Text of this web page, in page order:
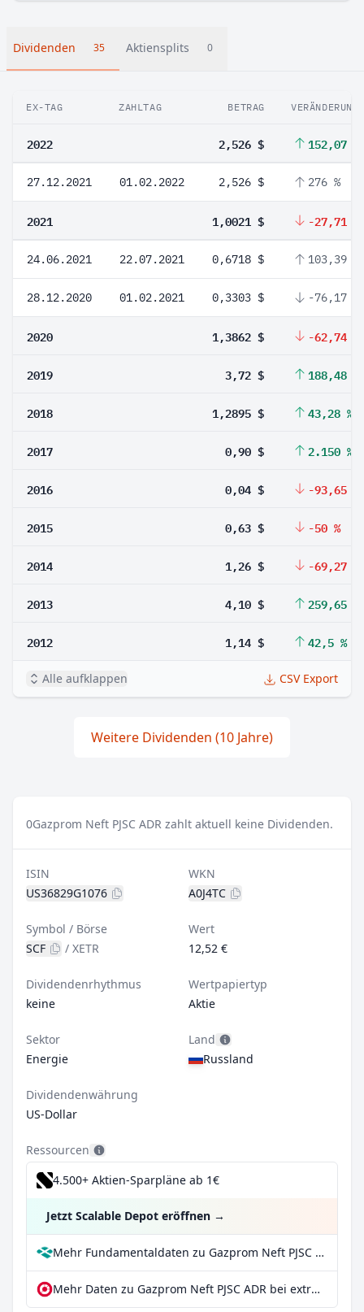
Dividenden 35 Aktiensplits 0
EX-TAG ZAHLTAG BETRAG VERÄNDERUNG
2022 2,526 $ 152,07 %
27.12.2021 01.02.2022 2,526 $ 276 %
2021 1,0021 $ -27,71 %
24.06.2021 22.07.2021 0,6718 $ 103,39 %
28.12.2020 01.02.2021 0,3303 $ -76,17 %
2020 1,3862 $ -62,74 %
2019 3,72 $ 188,48 %
2018 1,2895 $ 43,28 %
2017 0,90 $ 2.150 %
2016 0,04 $ -93,65 %
2015 0,63 $ -50 %
2014 1,26 $ -69,27 %
2013 4,10 $ 259,65 %
2012 1,14 $ 42,5 %
Alle aufklappen CSV Export
Weitere Dividenden (10 Jahre)
0Gazprom Neft PJSC ADR zahlt aktuell keine Dividenden.
ISIN
US36829G1076
WKN
A0J4TC
Symbol / Börse
SCF
/ XETR
Wert
12,52 €
Dividendenrhythmus
keine
Wertpapiertyp
Aktie
Sektor
Energie
Land
Russland
Dividendenwährung
US-Dollar
Ressourcen
4.500+ Aktien-Sparpläne ab 1€
Jetzt Scalable Depot eröffnen →
Mehr Fundamentaldaten zu Gazprom Neft PJSC ADR bei Parqet
Mehr Daten zu Gazprom Neft PJSC ADR bei extraETF